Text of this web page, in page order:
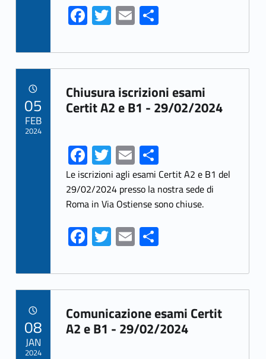
Fa
ce
b
o
o
k
T
w
itt
er
E
m
ai
l
S
h
ar
e
Link identifier archive #link-archive-56782
Chiusura iscrizioni esami
Certit A2 e B1 - 29/02/2024
Fa
ce
b
o
o
k
T
w
itt
er
E
m
ai
l
S
h
ar
e
Le iscrizioni agli esami Certit A2 e B1 del
29/02/2024 presso la nostra sede di
Roma in Via Ostiense sono chiuse.
Fa
ce
b
o
o
k
T
w
itt
er
E
m
ai
l
S
ar
e
05
FEB
2024
Link identifier archive #link-archive-11421
Comunicazione esami Certit
A2 e B1 - 29/02/2024
08
JAN
2024